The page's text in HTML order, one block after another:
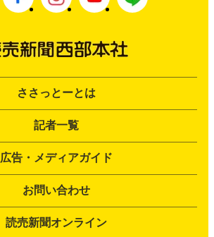
ささっとーとは
記者一覧
広告・メディアガイド
お問い合わせ
読売新聞オンライン